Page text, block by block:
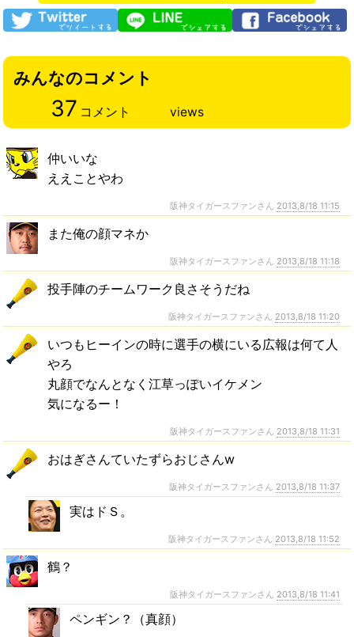
みんなのコメント
37 コメント views
仲いいな
ええことやわ
阪神タイガースファンさん 2013,8/18 11:15
また俺の顔マネか
阪神タイガースファンさん 2013,8/18 11:18
投手陣のチームワーク良さそうだね
阪神タイガースファンさん 2013,8/18 11:20
いつもヒーインの時に選手の横にいる広報は何て人
やろ
丸顔でなんとなく江草っぽいイケメン
気になるー！
阪神タイガースファンさん 2013,8/18 11:31
おはぎさんていたずらおじさんw
阪神タイガースファンさん 2013,8/18 11:37
実はドＳ。
阪神タイガースファンさん 2013,8/18 11:52
鶴？
阪神タイガースファンさん 2013,8/18 11:41
ペンギン？（真顔）